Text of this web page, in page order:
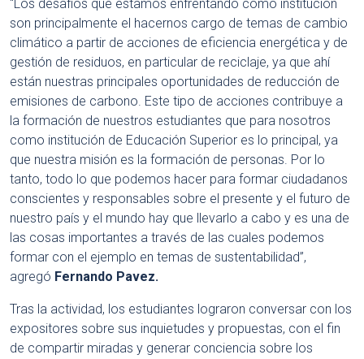
“Los desafíos que estamos enfrentando como institución
son principalmente el hacernos cargo de temas de cambio
climático a partir de acciones de eficiencia energética y de
gestión de residuos, en particular de reciclaje, ya que ahí
están nuestras principales oportunidades de reducción de
emisiones de carbono. Este tipo de acciones contribuye a
la formación de nuestros estudiantes que para nosotros
como institución de Educación Superior es lo principal, ya
que nuestra misión es la formación de personas. Por lo
tanto, todo lo que podemos hacer para formar ciudadanos
conscientes y responsables sobre el presente y el futuro de
nuestro país y el mundo hay que llevarlo a cabo y es una de
las cosas importantes a través de las cuales podemos
formar con el ejemplo en temas de sustentabilidad”,
agregó Fernando Pavez.
Tras la actividad, los estudiantes lograron conversar con los
expositores sobre sus inquietudes y propuestas, con el fin
de compartir miradas y generar conciencia sobre los